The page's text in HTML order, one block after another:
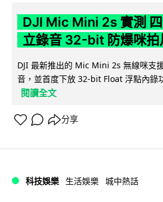
DJI Mic Mini 2s 實測
立錄音 32-bit 防爆咪拍
DJI 最新推出的 Mic Mini 2s 無線咪支
音，並首度下放 32-bit Float 浮點內錄
閱讀全文
分享
科技娛樂 生活娛樂 城中熱話